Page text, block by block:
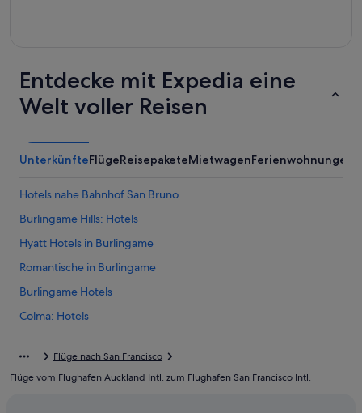
Entdecke mit Expedia eine
Welt voller Reisen
UnterkünfteFlügeReisepaketeMietwagenFerienwohnungen
Hotels nahe Bahnhof San Bruno
Burlingame Hills: Hotels
Hyatt Hotels in Burlingame
Romantische in Burlingame
Burlingame Hotels
Colma: Hotels
Easton Addition: Hotels
Flüge nach San Francisco
Flüge vom Flughafen Auckland Intl. zum Flughafen San Francisco Intl.